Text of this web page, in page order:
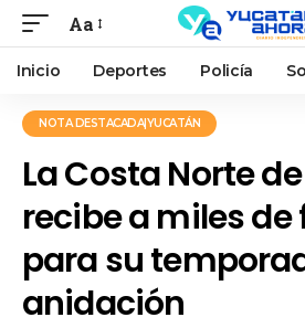
Aa
Inicio Deportes Policía
NOTA DESTACADA|YUCATÁN
La Costa Norte
recibe a miles
para su
anidación